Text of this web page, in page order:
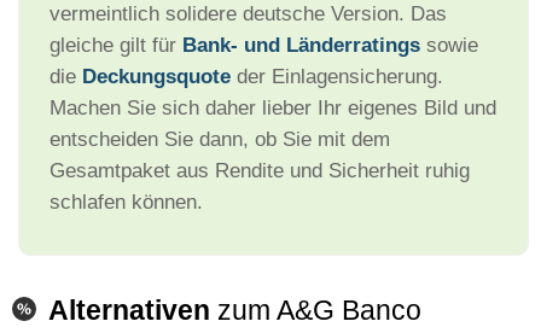
vermeintlich solidere deutsche Version. Das
gleiche gilt für Bank- und Länderratings sowie
die Deckungsquote der Einlagensicherung.
Machen Sie sich daher lieber Ihr eigenes Bild und
entscheiden Sie dann, ob Sie mit dem
Gesamtpaket aus Rendite und Sicherheit ruhig
schlafen können.
Alternativen zum A&G Banco